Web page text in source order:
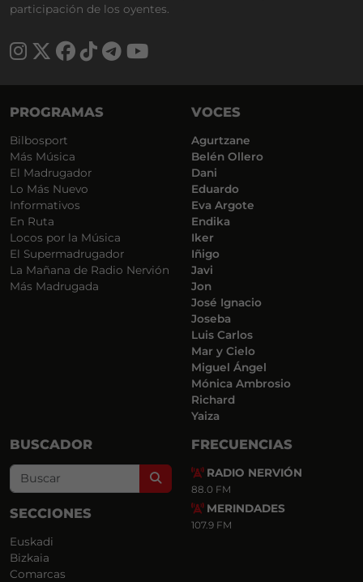
participación de los oyentes.
PROGRAMAS
Bilbosport
Más Música
El Madrugador
Lo Más Nuevo
Informativos
En Ruta
Locos por la Música
El Supermadrugador
La Mañana de Radio Nervión
Más Madrugada
VOCES
Agurtzane
Belén Ollero
Dani
Eduardo
Eva Argote
Endika
Iker
Iñigo
Javi
Jon
José Ignacio
Joseba
Luis Carlos
Mar y Cielo
Miguel Ángel
Mónica Ambrosio
Richard
Yaiza
BUSCADOR
Search
SECCIONES
Euskadi
Bizkaia
Comarcas
FRECUENCIAS
RADIO NERVIÓN
88.0 FM
MERINDADES
107.9 FM